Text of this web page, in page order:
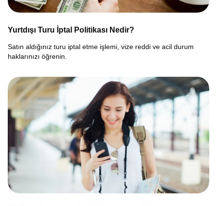
Yurtdışı Turu İptal Politikası Nedir?
Satın aldığınız turu iptal etme işlemi, vize reddi ve acil durum
haklarınızı öğrenin.